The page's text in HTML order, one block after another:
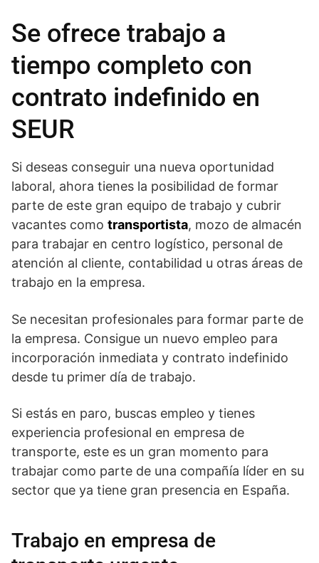
Se ofrece trabajo a
tiempo completo con
contrato indefinido en
SEUR
Si deseas conseguir una nueva oportunidad
laboral, ahora tienes la posibilidad de formar
parte de este gran equipo de trabajo y cubrir
vacantes como transportista, mozo de almacén
para trabajar en centro logístico, personal de
atención al cliente, contabilidad u otras áreas de
trabajo en la empresa.
Se necesitan profesionales para formar parte de
la empresa. Consigue un nuevo empleo para
incorporación inmediata y contrato indefinido
desde tu primer día de trabajo.
Si estás en paro, buscas empleo y tienes
experiencia profesional en empresa de
transporte, este es un gran momento para
trabajar como parte de una compañía líder en su
sector que ya tiene gran presencia en España.
Trabajo en empresa de